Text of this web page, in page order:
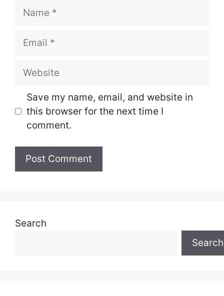
Name
Email
Website
Save my name, email, and website in
this browser for the next time I
comment.
Search
Search